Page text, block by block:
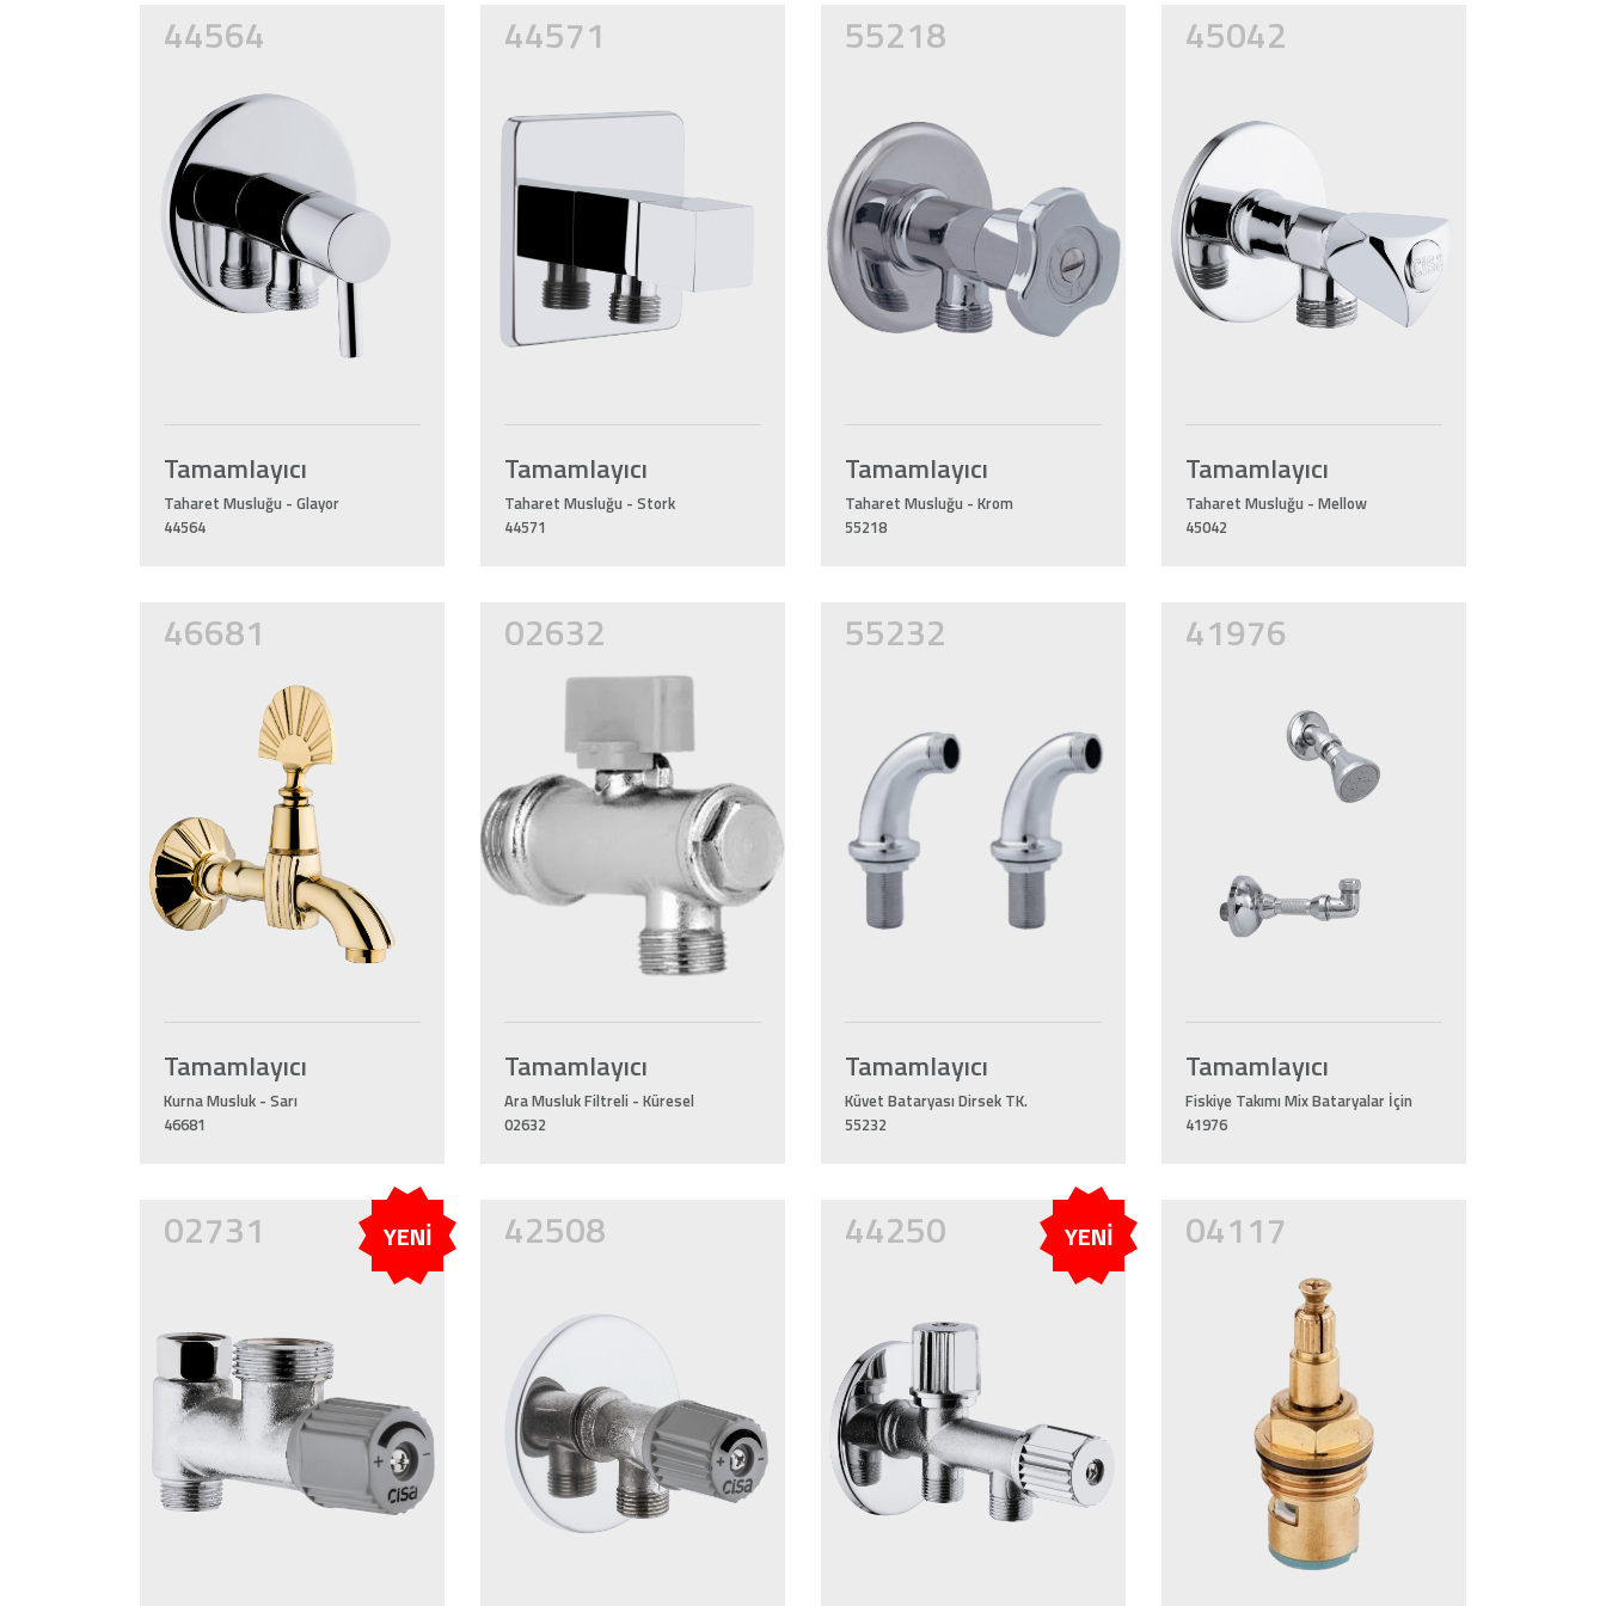
44564
Tamamlayıcı
Taharet Musluğu - Glayor
44564
44571
Tamamlayıcı
Taharet Musluğu - Stork
44571
55218
Tamamlayıcı
Taharet Musluğu - Krom
55218
45042
Tamamlayıcı
Taharet Musluğu - Mellow
45042
46681
Tamamlayıcı
Kurna Musluk - Sarı
46681
02632
Tamamlayıcı
Ara Musluk Filtreli - Küresel
02632
55232
Tamamlayıcı
Küvet Bataryası Dirsek TK.
55232
41976
Tamamlayıcı
Fiskiye Takımı Mix Bataryalar İçin
41976
02731 YENİ 42508 44250 YENİ 04117